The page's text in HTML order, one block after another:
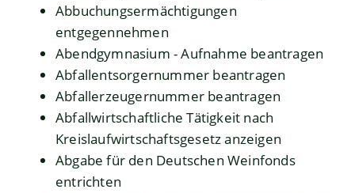
Abbuchungsermächtigungen
entgegennehmen
Abendgymnasium - Aufnahme beantragen
Abfallentsorgernummer beantragen
Abfallerzeugernummer beantragen
Abfallwirtschaftliche Tätigkeit nach
Kreislaufwirtschaftsgesetz anzeigen
Abgabe für den Deutschen Weinfonds
entrichten